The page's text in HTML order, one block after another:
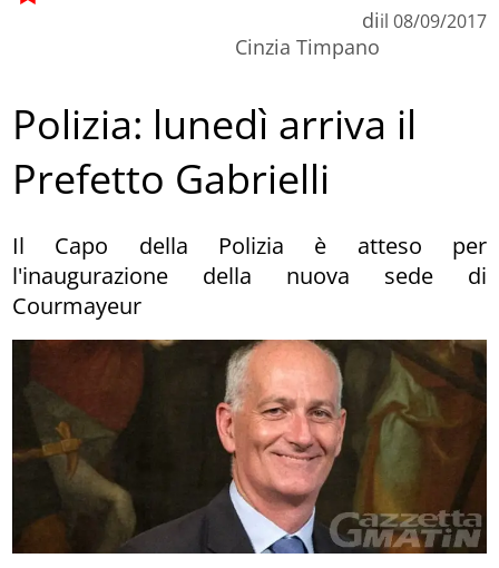
di
Cinzia Timpano
il 08/09/2017
Polizia: lunedì arriva il
Prefetto Gabrielli
Il Capo della Polizia è atteso per
l'inaugurazione della nuova sede di
Courmayeur